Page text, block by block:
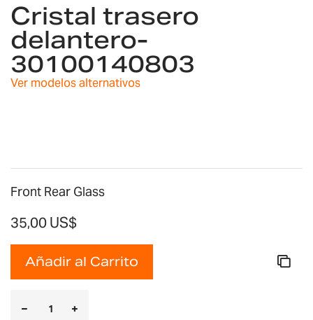
comienzo
de
la
galería
de
Cristal trasero
delantero-
30100140803
Ver modelos alternativos
Front Rear Glass
35,00 US$
Añadir al Carrito